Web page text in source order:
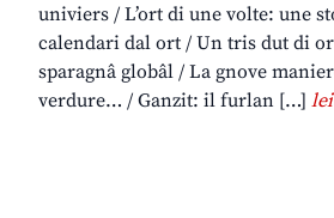
univiers / L’ort di une volte: une
calendari dal ort / Un tris dut di
sparagnâ globâl / La gnove
verdure… / Ganzit: il furlan […]